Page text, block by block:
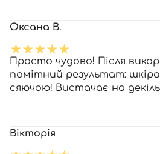
Оксана В.
Просто чудово! Після
помітний результат:
сяючою! Вистачає на
Вікторія